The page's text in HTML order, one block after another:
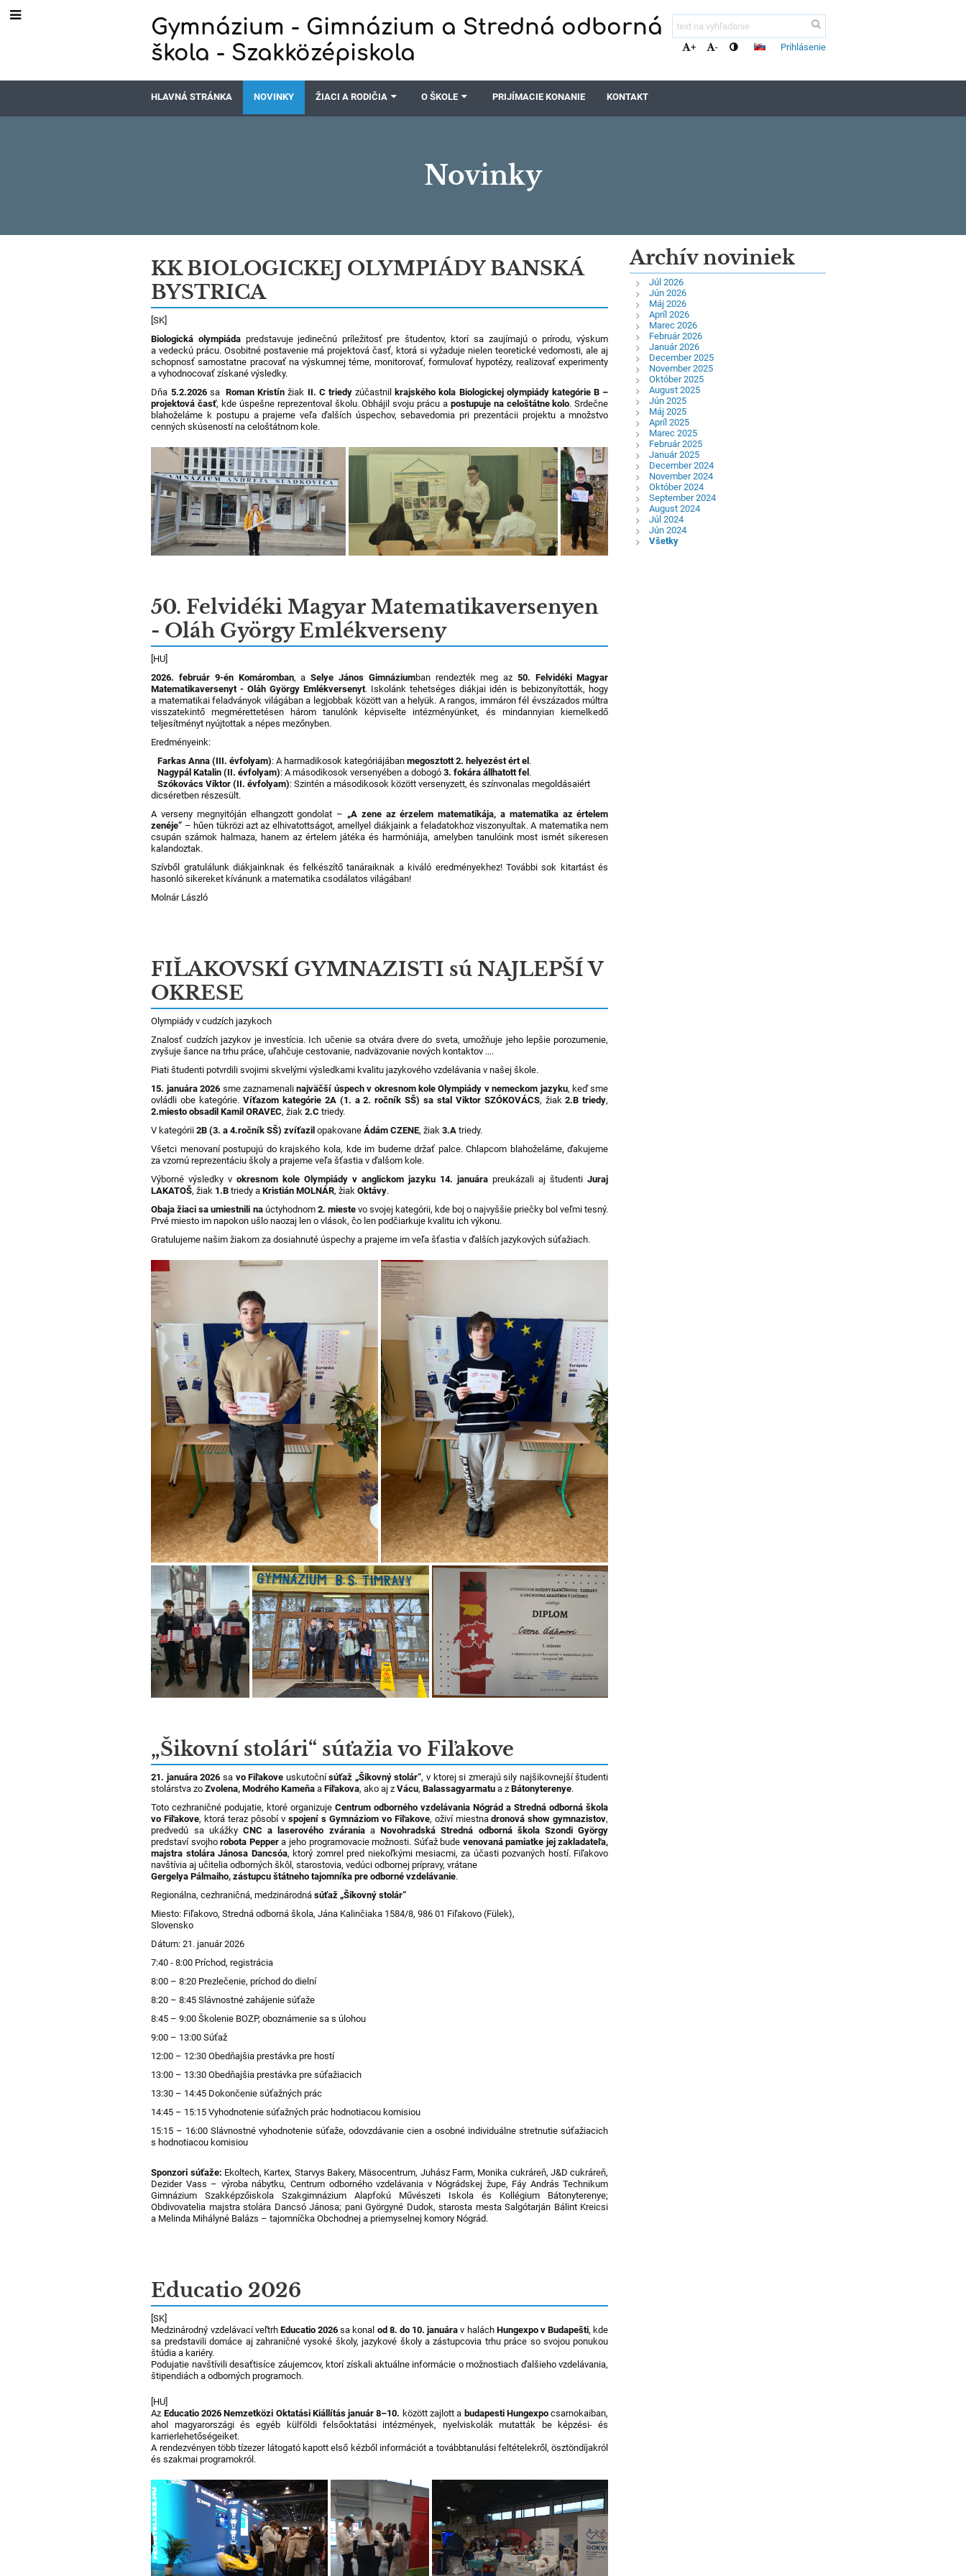
Gymnázium - Gimnázium a Stredná odborná
škola - Szakközépiskola
+ - Prihlásenie
HLAVNÁ STRÁNKA NOVINKY ŽIACI A RODIČIA O ŠKOLE PRIJÍMACIE KONANIE KONTAKT
Novinky
Novinky
KK BIOLOGICKEJ OLYMPIÁDY BANSKÁ
BYSTRICA
[SK]
Biologická olympiádapredstavuje jedinečnú príležitosť pre študentov, ktorí sa zaujímajú o prírodu, výskum
a vedeckú prácu. Osobitné postavenie má projektová časť, ktorá si vyžaduje nielen teoretické vedomosti, ale aj
schopnosť samostatne pracovať na výskumnej téme, monitorovať, formulovať hypotézy, realizovať experimenty
a vyhodnocovať získané výsledky.
Dňa 5.2.2026saRoman Kristín žiak II. C triedyzúčastnil krajského kola Biologickej olympiády kategórie B –
projektová časť, kde úspešne reprezentoval školu. Obhájil svoju prácu a postupuje na celoštátne kolo. Srdečne
blahoželáme k postupu a prajeme veľa ďalších úspechov, sebavedomia pri prezentácii projektu a množstvo
cenných skúseností na celoštátnom kole.
50. Felvidéki Magyar Matematikaversenyen
- Oláh György Emlékverseny
[HU]
2026. február 9-én Komáromban, aSelye János Gimnáziumban rendezték meg az 50. Felvidéki Magyar
Matematikaversenyt - Oláh György Emlékversenyt. Iskolánk tehetséges diákjai idén is bebizonyították, hogy
a matematikai feladványok világában a legjobbak között van a helyük. A rangos, immáron fél évszázados múltra
visszatekintő megmérettetésen három tanulónk képviselte intézményünket, és mindannyian kiemelkedő
teljesítményt nyújtottak a népes mezőnyben.
Eredményeink:
Farkas Anna (III. évfolyam): A harmadikosok kategóriájábanmegosztott 2. helyezést ért el.
Nagypál Katalin (II. évfolyam): A másodikosok versenyében a dobogó3. fokára állhatott fel.
Szókovács Viktor (II. évfolyam): Szintén a másodikosok között versenyzett, és színvonalas megoldásaiért
dicséretben részesült.
A verseny megnyitóján elhangzott gondolat – „A zene az érzelem matematikája, a matematika az értelem
zenéje” – hűen tükrözi azt az elhivatottságot, amellyel diákjaink a feladatokhoz viszonyultak. A matematika nem
csupán számok halmaza, hanem az értelem játéka és harmóniája, amelyben tanulóink most ismét sikeresen
kalandoztak.
Szívből gratulálunk diákjainknak és felkészítő tanáraiknak a kiváló eredményekhez! További sok kitartást és
hasonló sikereket kívánunk a matematika csodálatos világában!
Molnár László
FIĽAKOVSKÍ GYMNAZISTI sú NAJLEPŠÍ V
OKRESE
Olympiády v cudzích jazykoch
Znalosť cudzích jazykov je investícia. Ich učenie sa otvára dvere do sveta, umožňuje jeho lepšie porozumenie,
zvyšuje šance na trhu práce, uľahčuje cestovanie, nadväzovanie nových kontaktov ....
Piati študenti potvrdili svojimi skvelými výsledkami kvalitu jazykového vzdelávania v našej škole.
15. januára 2026 sme zaznamenalinajväčší úspech v okresnom kole Olympiády v nemeckom jazyku, keď sme
ovládli obe kategórie. Víťazom kategórie 2A (1. a 2. ročník SŠ) sa stal Viktor SZÓKOVÁCS, žiak2.B triedy,
2.miesto obsadil Kamil ORAVEC, žiak2.C triedy.
V kategórii2B (3. a 4.ročník SŠ) zvíťazil opakovaneÁdám CZENE, žiak3.Atriedy.
Všetci menovaní postupujú do krajského kola, kde im budeme držať palce. Chlapcom blahoželáme, ďakujeme
za vzornú reprezentáciu školy a prajeme veľa šťastia v ďalšom kole.
Výborné výsledky v okresnom kole Olympiády v anglickom jazyku 14. januára preukázali aj študentiJuraj
LAKATOŠ, žiak 1.B triedy aKristián MOLNÁR, žiak Oktávy.
Obaja žiaci sa umiestnili naúctyhodnom 2. miestevo svojej kategórii, kde boj o najvyššie priečky bol veľmi tesný.
Prvé miesto im napokon ušlo naozaj len o vlások, čo len podčiarkuje kvalitu ich výkonu.
Gratulujeme našim žiakom za dosiahnuté úspechy a prajeme im veľa šťastia v ďalších jazykových súťažiach.
„Šikovní stolári“ súťažia vo Fiľakove
21. januára 2026 sa vo Fiľakove uskutočnísúťaž „Šikovný stolár“, v ktorej si zmerajú sily najšikovnejší študenti
stolárstva zoZvolena, Modrého Kameňa a Fiľakova, ako aj zVácu,Balassagyarmatu a zBátonyterenye.
Toto cezhraničné podujatie, ktoré organizujeCentrum odborného vzdelávania Nógrád a Stredná odborná škola
vo Fiľakove, ktorá teraz pôsobí v spojení s Gymnáziom vo Fiľakove, oživí miestnadronová show gymnazistov,
predvedú sa ukážkyCNC a laserového zvárania aNovohradská Stredná odborná škola Szondi György
predstaví svojhorobota Peppera jeho programovacie možnosti. Súťaž bude venovaná pamiatke jej zakladateľa,
majstra stolára Jánosa Dancsóa, ktorý zomrel pred niekoľkými mesiacmi, za účasti pozvaných hostí. Fiľakovo
navštívia aj učitelia odborných škôl, starostovia, vedúci odbornej prípravy, vrátane
Gergelya Pálmaiho, zástupcu štátneho tajomníka pre odborné vzdelávanie.
Regionálna, cezhraničná, medzinárodnásúťaž „Šikovný stolár“
Miesto: Fiľakovo, Stredná odborná škola, Jána Kalinčiaka 1584/8, 986 01 Fiľakovo (Fülek),
Slovensko
Dátum: 21. január 2026
7:40 - 8:00 Príchod, registrácia
8:00 – 8:20 Prezlečenie, príchod do dielní
8:20 – 8:45 Slávnostné zahájenie súťaže
8:45 – 9:00 Školenie BOZP, oboznámenie sa s úlohou
9:00 – 13:00 Súťaž
12:00 – 12:30 Obedňajšia prestávka pre hostí
13:00 – 13:30 Obedňajšia prestávka pre súťažiacich
13:30 – 14:45 Dokončenie súťažných prác
14:45 – 15:15 Vyhodnotenie súťažných prác hodnotiacou komisiou
15:15 – 16:00 Slávnostné vyhodnotenie súťaže, odovzdávanie cien a osobné individuálne stretnutie súťažiacich
s hodnotiacou komisiou
Sponzori súťaže: Ekoltech, Kartex, Starvys Bakery, Mäsocentrum, Juhász Farm, Monika cukráreň, J&D cukráreň,
Dezider Vass – výroba nábytku, Centrum odborného vzdelávania v Nógrádskej župe, Fáy András Technikum
Gimnázium Szakképzőiskola Szakgimnázium Alapfokú Művészeti Iskola és Kollégium Bátonyterenye;
Obdivovatelia majstra stolára Dancsó Jánosa; pani Györgyné Dudok, starosta mesta Salgótarján Bálint Kreicsi
a Melinda Mihályné Balázs – tajomníčka Obchodnej a priemyselnej komory Nógrád.
Educatio 2026
[SK]
Medzinárodný vzdelávací veľtrh Educatio 2026 sa konal od 8. do 10. januára v halách Hungexpo v Budapešti, kde
sa predstavili domáce aj zahraničné vysoké školy, jazykové školy a zástupcovia trhu práce so svojou ponukou
štúdia a kariéry.
Podujatie navštívili desaťtisíce záujemcov, ktorí získali aktuálne informácie o možnostiach ďalšieho vzdelávania,
štipendiách a odborných programoch.
[HU]
Az Educatio 2026 Nemzetközi Oktatási Kiállítás január 8–10. között zajlott a budapesti Hungexpo csarnokaiban,
ahol magyarországi és egyéb külföldi felsőoktatási intézmények, nyelviskolák mutatták be képzési- és
karrierlehetőségeiket.
A rendezvényen több tízezer látogató kapott első kézből információt a továbbtanulási feltételekről, ösztöndíjakról
és szakmai programokról.
Archív noviniek
Júl 2026
Jún 2026
Máj 2026
Apríl 2026
Marec 2026
Február 2026
Január 2026
December 2025
November 2025
Október 2025
August 2025
Jún 2025
Máj 2025
Apríl 2025
Marec 2025
Február 2025
Január 2025
December 2024
November 2024
Október 2024
September 2024
August 2024
Júl 2024
Jún 2024
Všetky